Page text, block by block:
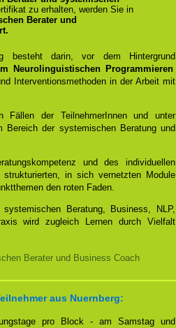
zu erhalten, werden Sie in
Berater und
besteht darin, vor dem Hintergrund
Neurolinguistischen Programmieren
Interventionsmethoden in der Arbeit mit
Fällen der TeilnehmerInnen und unter
Bereich der systemischen Beratung und
und des individuellen
in sich vernetzten Module
den roten Faden.
Beratung, Business, NLP,
wird zugleich Lernen durch Vielfalt
Berater und Business Coach
aus Nuernberg:
pro Block - am Samstag und